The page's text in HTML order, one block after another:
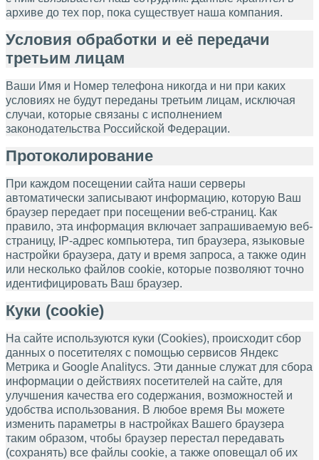
архиве до тех пор, пока существует наша компания.
Условия обработки и её передачи
третьим лицам
Ваши Имя и Номер телефона никогда и ни при каких
условиях не будут переданы третьим лицам, исключая
случаи, которые связаны с исполнением
законодательства Российской Федерации.
Протоколирование
При каждом посещении сайта наши серверы
автоматически записывают информацию, которую Ваш
браузер передает при посещении веб-страниц. Как
правило, эта информация включает запрашиваемую веб-
страницу, IP-адрес компьютера, тип браузера, языковые
настройки браузера, дату и время запроса, а также один
или несколько файлов cookie, которые позволяют точно
идентифицировать Ваш браузер.
Куки (cookie)
На сайте используются куки (Cookies), происходит сбор
данных о посетителях с помощью сервисов Яндекс
Метрика и Google Analitycs. Эти данные служат для сбора
информации о действиях посетителей на сайте, для
улучшения качества его содержания, возможностей и
удобства использования. В любое время Вы можете
изменить параметры в настройках Вашего браузера
таким образом, чтобы браузер перестал передавать
(сохранять) все файлы cookie, а также оповещал об их